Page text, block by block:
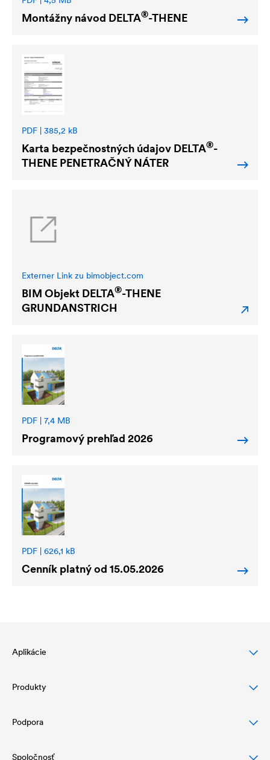
Montážny návod DELTA®-THENE
PDF | 385,2 kB
Karta bezpečnostných údajov DELTA®-
THENE PENETRAČNÝ NÁTER
Externer Link zu bimobject.com
BIM Objekt DELTA®-THENE
GRUNDANSTRICH
PDF | 7,4 MB
Programový prehľad 2026
PDF | 626,1 kB
Cenník platný od 15.05.2026
Aplikácie
Ochrana šikmej strechy
Ochrana a dizajn fasády
Drenáž a ochrana plochej strechy
Produkty
Podstrešné fólie
Vzduchotesné vrstvy a parozábrany
Podpora
Spoločnosť